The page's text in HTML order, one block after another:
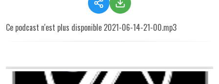
Ce podcast n'est plus disponible 2021-06-14-21-00.mp3